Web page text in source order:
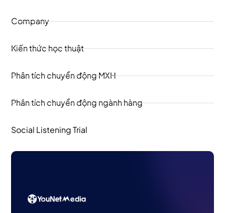
Company
Kiến thức học thuật
Phân tích chuyển động MXH
Phân tích chuyển động ngành hàng
Social Listening Trial